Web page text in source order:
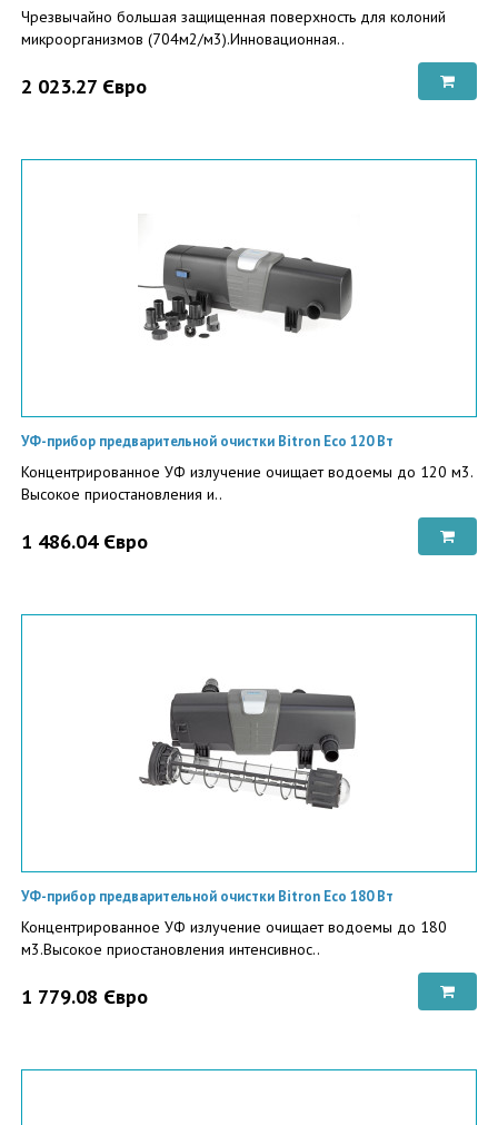
Чрезвычайно большая защищенная поверхность для колоний
микроорганизмов (704м2/м3).Инновационная..
2 023.27 Євро
УФ-прибор предварительной очистки Bitron Eco 120 Вт
Концентрированное УФ излучение очищает водоемы до 120 м3.
Высокое приостановления и..
1 486.04 Євро
УФ-прибор предварительной очистки Bitron Eco 180 Вт
Концентрированное УФ излучение очищает водоемы до 180
м3.Высокое приостановления интенсивнос..
1 779.08 Євро